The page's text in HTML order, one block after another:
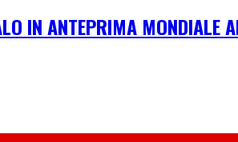
IN ANTEPRIMA MONDIALE